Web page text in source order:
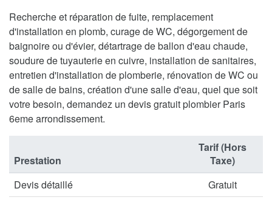
Recherche et réparation de fuite, remplacement
d'installation en plomb, curage de WC, dégorgement de
baignoire ou d'évier, détartrage de ballon d'eau chaude,
soudure de tuyauterie en cuivre, installation de sanitaires,
entretien d'installation de plomberie, rénovation de WC ou
de salle de bains, création d'une salle d'eau, quel que soit
votre besoin, demandez un devis gratuit plombier Paris
6eme arrondissement.
Prestation
Tarif (Hors
Taxe)
Devis détaillé
Gratuit